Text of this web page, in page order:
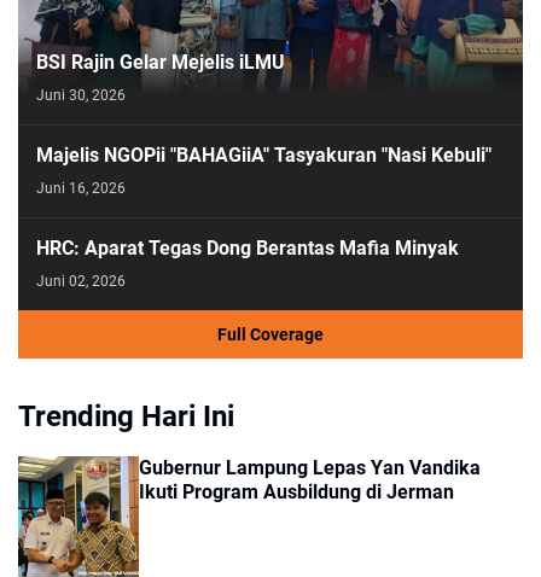
BSI Rajin Gelar Mejelis iLMU
Juni 30, 2026
Majelis NGOPii "BAHAGiiA" Tasyakuran "Nasi Kebuli"
Juni 16, 2026
HRC: Aparat Tegas Dong Berantas Mafia Minyak
Juni 02, 2026
Full Coverage
Trending Hari Ini
Gubernur Lampung Lepas Yan Vandika
Ikuti Program Ausbildung di Jerman